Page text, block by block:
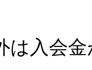
は入会